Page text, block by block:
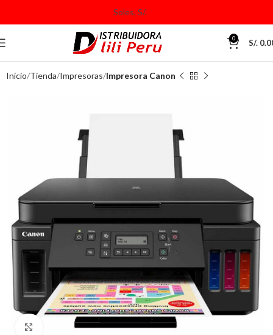
0 S/.
Inicio Tienda Impresoras Impresora Canon
Haga Click para agrandar